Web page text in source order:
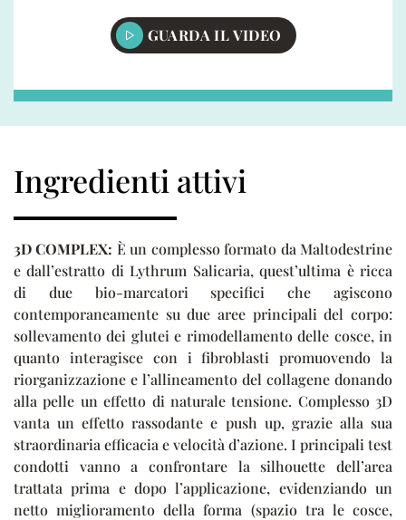
GUARDA IL VIDEO
Ingredienti attivi
3D COMPLEX: È un complesso formato da Maltodestrine
e dall’estratto di Lythrum Salicaria, quest’ultima è ricca
di due bio-marcatori specifici che agiscono
contemporaneamente su due aree principali del corpo:
sollevamento dei glutei e rimodellamento delle cosce, in
quanto interagisce con i fibroblasti promuovendo la
riorganizzazione e l’allineamento del collagene donando
alla pelle un effetto di naturale tensione. Complesso 3D
vanta un effetto rassodante e push up, grazie alla sua
straordinaria efficacia e velocità d’azione. I principali test
condotti vanno a confrontare la silhouette dell’area
trattata prima e dopo l’applicazione, evidenziando un
netto miglioramento della forma (spazio tra le cosce,